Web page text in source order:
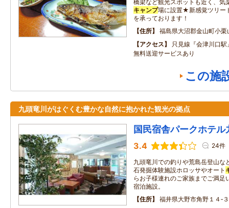
橋梁など観光スポットも近く、
キャンプ場に設置★新感覚ツリー
を承っております！
住所
福島県大沼郡金山町小栗
アクセス
只見線『会津川口
無料送迎サービスあり
この施
九頭竜川がはぐくむ豊かな自然に抱かれた観光の拠点
国民宿舎パークホテル
3.4 24件
九頭竜川での釣りや荒島岳登山な
石発掘体験施設ホロッサやオート
らお子様連れのご家族までご満足
宿泊施設。
住所
福井県大野市角野１４‐３